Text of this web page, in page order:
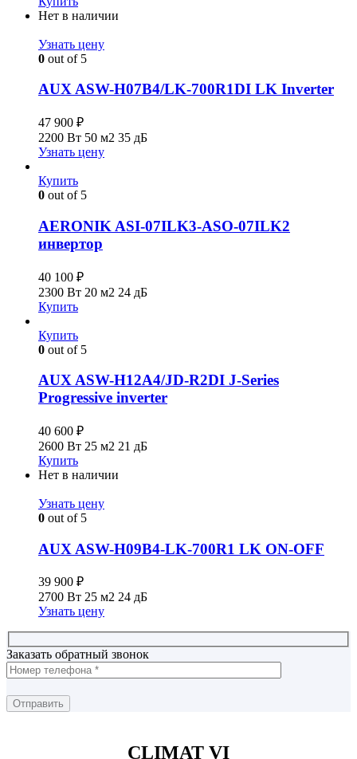
Нет в наличии
Узнать цену
0 out of 5
AUX ASW-H07B4/LK-700R1DI LK Inverter
47 900 ₽
2200 Вт 50 м2 35 дБ
Узнать цену
Купить
0 out of 5
AERONIK ASI-07ILK3-ASO-07ILK2
инвертoр
40 100 ₽
2300 Вт 20 м2 24 дБ
Купить
Купить
0 out of 5
AUX ASW-H12A4/JD-R2DI J-Series
Progressive inverter
40 600 ₽
2600 Вт 25 м2 21 дБ
Купить
Нет в наличии
Узнать цену
0 out of 5
AUX ASW-H09B4-LK-700R1 LK ON-OFF
39 900 ₽
2700 Вт 25 м2 24 дБ
Узнать цену
Заказать обратный звонок
CLIMAT VI